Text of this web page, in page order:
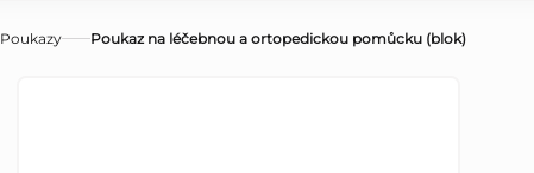
Poukazy Poukaz na léčebnou a ortopedickou pomůcku (blok)